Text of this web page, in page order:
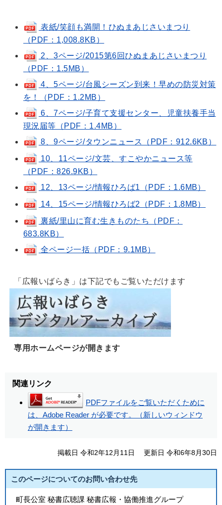
表紙/笑顔も満開！ひぬまあじさいまつり
（PDF：1,008.8KB）
2、3ページ/2015第6回ひぬまあじさいまつり
（PDF：1.5MB）
4、5ページ/台風シーズン到来！早めの防災対策
を！（PDF：1.2MB）
6、7ページ/子育て支援センター、児童扶養手当
現況届等（PDF：1.4MB）
8、9ページ/タウンニュース（PDF：912.6KB）
10、11ページ/文芸、すこやかニュース等
（PDF：826.9KB）
12、13ページ/情報ひろば1（PDF：1.6MB）
14、15ページ/情報ひろば2（PDF：1.8MB）
裏紙/里山に育む生きものたち（PDF：
683.8KB）
全ページ一括（PDF：9.1MB）
「広報いばらき」は下記でもご覧いただけます
専用ホームページが開きます
関連リンク
PDFファイルをご覧いただくために
は、Adobe Reader が必要です。（新しいウィンドウ
が開きます）
掲載日 令和2年12月11日 更新日 令和6年8月30日
このページについてのお問い合わせ先
町長公室 秘書広聴課 秘書広報・協働推進グループ